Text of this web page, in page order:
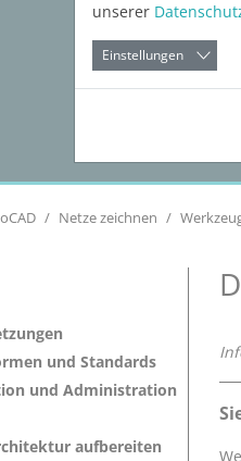
Netze zeichnen
und Standards
und Administration
aufbereiten
unserer
Einstellungen